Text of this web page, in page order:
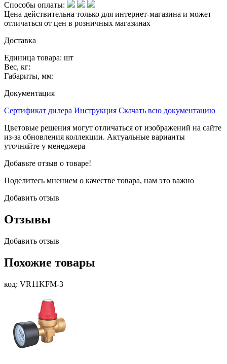
Способы оплаты:
Цена действительна только для интернет-магазина и может
отличаться от цен в розничных магазинах
Доставка
Единица товара: шт
Вес, кг:
Габариты, мм:
Документация
Сертификат дилера Инструкция Скачать всю документацию
Цветовые решения могут отличаться от изображений на сайте
из-за обновления коллекции. Актуальные варианты
уточняйте у менеджера
Добавьте отзыв о товаре!
Поделитесь мнением о качестве товара, нам это важно
Добавить отзыв
Отзывы
Добавить отзыв
Похожие товары
код: VR11KFM-3